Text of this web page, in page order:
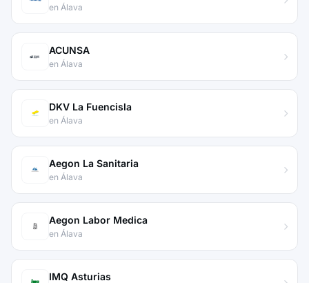
en Álava
ACUNSA
en Álava
DKV La Fuencisla
en Álava
Aegon La Sanitaria
en Álava
Aegon Labor Medica
en Álava
IMQ Asturias